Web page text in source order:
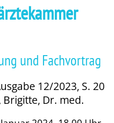
und Fachvortrag
12/2023, S. 20
Dr. med.